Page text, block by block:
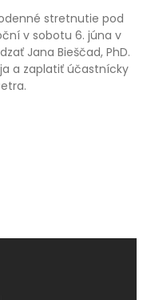
stretnutie pod
v sobotu 6. júna v
Jana Bieščad, PhD.
a zaplatiť účastnícky